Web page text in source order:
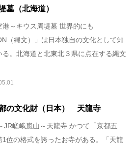
墓（北海道）
港～キウス周堤墓 世界的にも
（縄文）」は日本独自の文化として知
る。北海道と北東北３県に点在する縄文
の文化財（日本） 天龍寺
JR嵯峨嵐山～天龍寺 かつて「京都五
1位の格式を誇ったお寺がある。「天龍